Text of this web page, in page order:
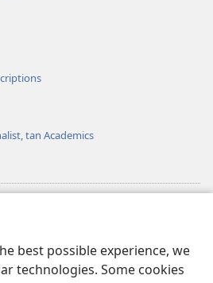
best possible experience, we
technologies. Some cookies
tan Academics
LIBRARYA™